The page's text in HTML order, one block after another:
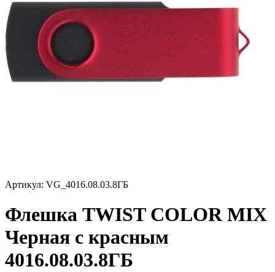
Артикул: VG_4016.08.03.8ГБ
Флешка TWIST COLOR MIX
Черная с красным
4016.08.03.8ГБ